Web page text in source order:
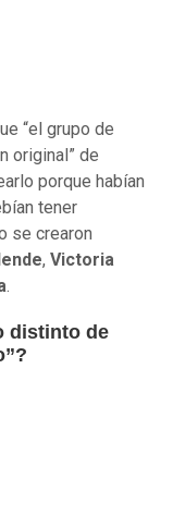
“el grupo de
original” de
porque habían
tener
se crearon
, Victoria
.
distinto de